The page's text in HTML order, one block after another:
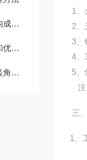
析
能
响
1、
2、
3、
4、
5、
三
1、